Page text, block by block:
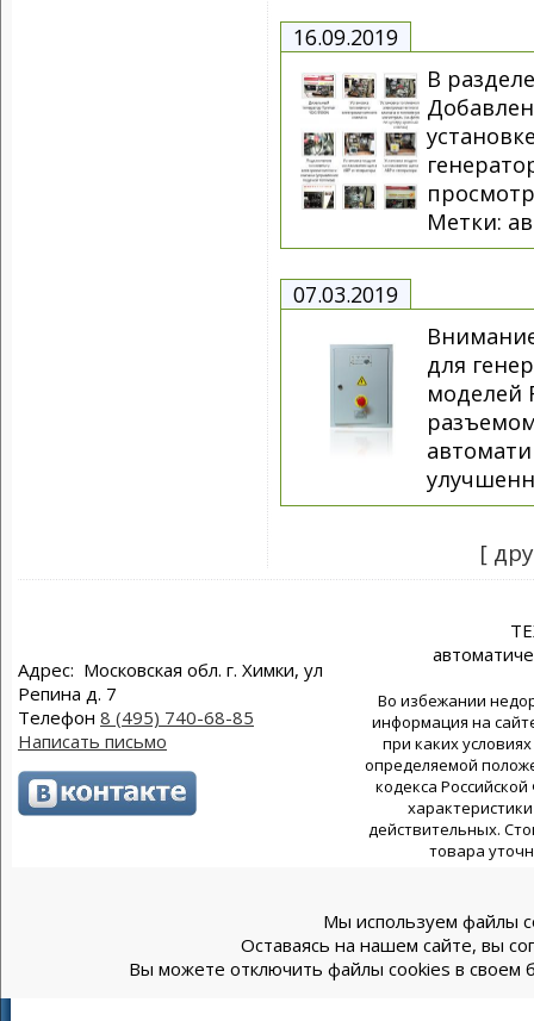
16.09.2019
В
Метки:
07.03.2019
для
моделей
[
Адрес: Московская обл. г. Химки, ул
Репина д. 7
Телефон 8 (495) 740-68-85
Написать письмо
Во избежании
информация на
при каких
определяемой
кодекса
действительных.
товара
Мы используем файлы
Оставаясь на нашем сайте, вы
Вы можете отключить файлы cookies в своем